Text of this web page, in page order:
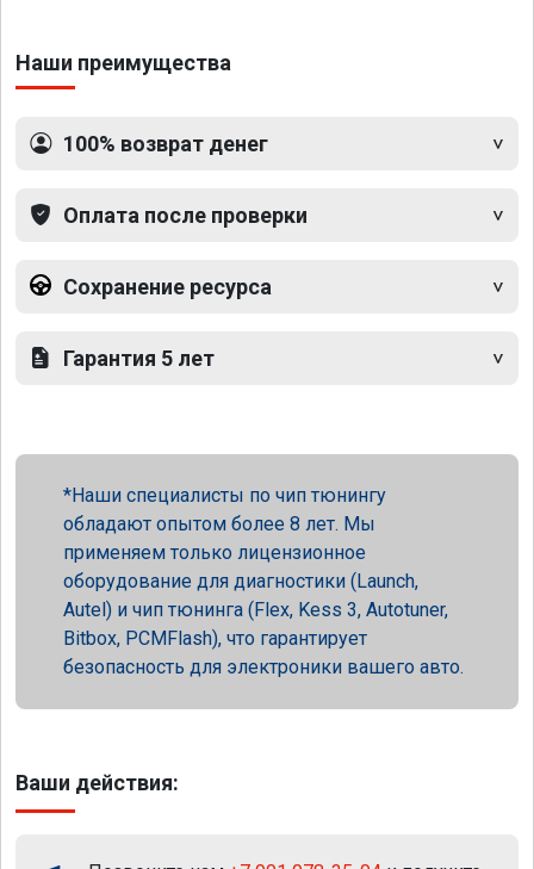
Наши преимущества
100% возврат денег
Оплата после проверки
Сохранение ресурса
Гарантия 5 лет
Наши специалисты по чип тюнингу
обладают опытом более 8 лет. Мы
применяем только лицензионное
оборудование для диагностики (Launch,
Autel) и чип тюнинга (Flex, Kess 3, Autotuner,
Bitbox, PCMFlash), что гарантирует
безопасность для электроники вашего авто.
Ваши действия: